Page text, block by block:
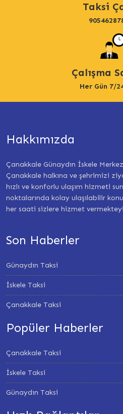
Taksi
Çalışma
Her Gün 7/
Hakkımızda
Çanakkale Günaydın İskele
Çanakkale halkına ve şehrimizi
hızlı ve konforlu ulaşım hizmeti
noktalarında kolay ulaşılabilir
her saati sizlere hizmet
Son Haberler
Günaydın Taksi
İskele Taksi
Çanakkale Taksi
Popüler Haberler
Çanakkale Taksi
İskele Taksi
Günaydın Taksi